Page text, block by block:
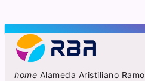
home Alameda Aristiliano